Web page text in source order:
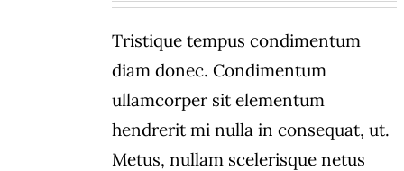
Tristique tempus condimentum
diam donec. Condimentum
ullamcorper sit elementum
hendrerit mi nulla in consequat, ut.
Metus, nullam scelerisque netus